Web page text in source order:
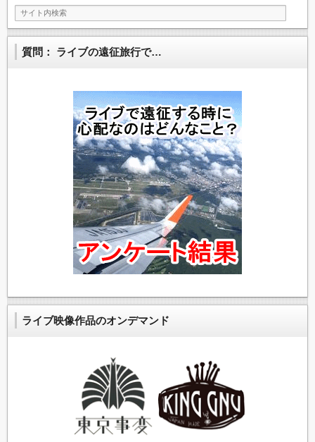
質問： ライブの遠征旅行で…
ライブ映像作品のオンデマンド